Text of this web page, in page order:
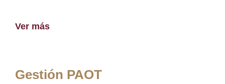
Ver más
Gestión PAOT